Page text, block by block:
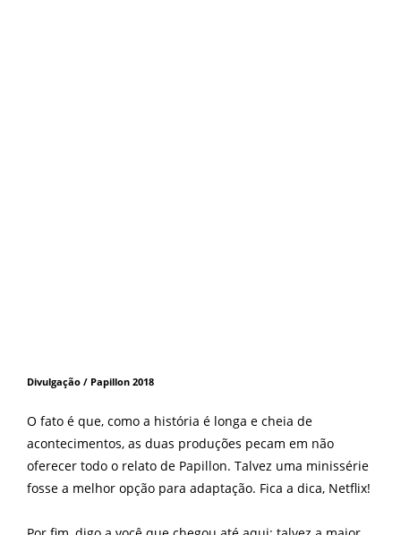
Divulgação / Papillon 2018
O fato é que, como a história é longa e cheia de
acontecimentos, as duas produções pecam em não
oferecer todo o relato de Papillon. Talvez uma minissérie
fosse a melhor opção para adaptação. Fica a dica, Netflix!